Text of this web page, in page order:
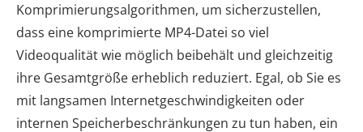
Komprimierungsalgorithmen, um sicherzustellen,
dass eine komprimierte MP4-Datei so viel
Videoqualität wie möglich beibehält und gleichzeitig
ihre Gesamtgröße erheblich reduziert. Egal, ob Sie es
mit langsamen Internetgeschwindigkeiten oder
internen Speicherbeschränkungen zu tun haben, ein